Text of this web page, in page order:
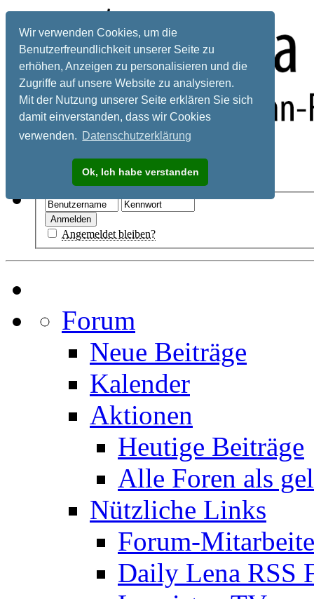
Wir verwenden Cookies, um die
Benutzerfreundlichkeit unserer Seite zu
erhöhen, Anzeigen zu personalisieren und die
Zugriffe auf unsere Website zu analysieren.
Mit der Nutzung unserer Seite erklären Sie sich
damit einverstanden, dass wir Cookies
verwenden. Datenschutzerklärung
Ok, Ich habe verstanden
Registrieren
Angemeldet bleiben?
Forum
Neue Beiträge
Kalender
Aktionen
Heutige Beiträge
Alle Foren als
Nützliche Links
Forum-
Daily Lena RSS